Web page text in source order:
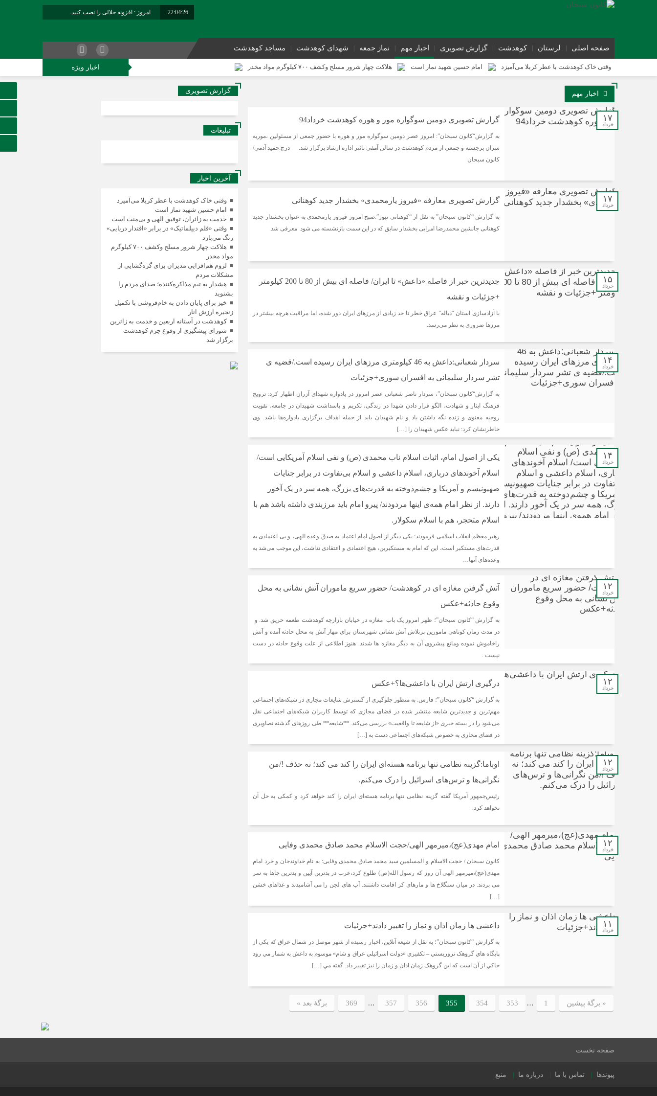
22:04:27 امروز : افزونه جلالی را نصب کنید.
صفحه اصلی لرستان کوهدشت گزارش تصویری اخبار مهم نماز جمعه شهدای کوهدشت مساجد کوهدشت
اخبار ویژه وقتی خاک کوهدشت با عطر کربلا می‌آمیزد امام حسین شهید نماز است هلاکت چهار شرور مسلح وکشف ۷۰۰ کیلوگرم مواد مخدر
سوداگران مرگ در تور اطلاعاتی عملیاتی تکاوران فراجا
کوهدشت در آستانه اربعین؛ از آمادگی زیرساختی تا آمادگی مردمی
اخبار مهم
۱۷
خرداد
گزارش تصویری دومین سوگواره مور و هوره کوهدشت خرداد94
به گزارش“کانون سبحان”: امروز عصر دومین سوگواره مور و هوره با حضور جمعی از مسئولین ،موریه
سران برجسته و جمعی از مردم کوهدشت در سالن آمفی تائتر اداره ارشاد برگزار شد. درج:حمید آدمی/
کانون سبحان
۱۷
خرداد
گزارش تصویری معارفه «فیروز یارمحمدی» بخشدار جدید کوهنانی
به گزارش “کانون سبحان” به نقل از “کوهنانی نیوز”:صبح امروز فیروز یارمحمدی به عنوان بخشدار جدید
کوهنانی جانشین محمدرضا امرایی بخشدار سابق که در این سمت بازنشسته می شود معرفی شد.
۱۵
خرداد
جدیدترین خبر از فاصله «داعش» تا ایران/ فاصله ای بیش از 80 تا 200 کیلومتر
+جزئیات و نقشه
با آزادسازی استان “دیاله” عراق خطر تا حد زیادی از مرزهای ایران دور شده، اما مراقبت هرچه بیشتر در
مرزها ضروری به نظر می‌رسد.
۱۴
خرداد
سردار شعبانی:داعش به 46 کیلومتری مرزهای ایران رسیده است./قضیه ی
تشر سردار سلیمانی به افسران سوری+جزئیات
به گزارش“کانون سبحان”، سردار ناصر شعبانی عصر امروز در یادواره شهدای آزران اظهار کرد: ترویج
فرهنگ ایثار و شهادت، الگو قرار دادن شهدا در زندگی، تکریم و پاسداشت شهیدان در جامعه، تقویت
روحیه معنوی و زنده نگه داشتن یاد و نام شهیدان باید از جمله اهداف برگزاری یادواره‌ها باشد. وی
خاطرنشان کرد: نباید عکس شهیدان را […]
۱۴
خرداد
یکی از اصول امام، اثبات اسلام ناب محمدی (ص) و نفی اسلام آمریکایی است/
اسلام آخوندهای درباری، اسلام داعشی و اسلام بی‌تفاوت در برابر جنایات
صهیونیسم و آمریکا و چشم‌دوخته به قدرت‌های بزرگ، همه سر در یک آخور
دارند. از نظر امام همه‌ی اینها مردودند/ پیرو امام باید مرزبندی داشته باشد هم با
اسلام متحجر، هم با اسلام سکولار.
رهبر معظم انقلاب اسلامی فرمودند: یکی دیگر از اصول امام اعتماد به صدق وعده الهی، و بی اعتمادی به
قدرت‌های مستکبر است، این که امام به مستکبرین، هیچ اعتمادی و اعتقادی نداشت، این موجب می‌شد به
وعده‌های آنها…
۱۲
خرداد
آتش گرفتن مغازه ای در کوهدشت/ حضور سریع ماموران آتش نشانی به محل
وقوع حادثه+عکس
به گزارش “کانون سبحان”؛ ظهر امروز یک باب مغازه در خیابان بازارچه کوهدشت طعمه حریق شد. و
در مدت زمان کوتاهی مامورین پرتلاش آتش نشانی شهرستان برای مهار آتش به محل حادثه آمده و آتش
راخاموش نموده ومانع پیشروی آن به دیگر مغازه ها شدند. هنوز اطلاعی از علت وقوع حادثه در دست
نیست .
۱۲
خرداد
درگیری ارتش ایران با داعشی‌ها؟+عکس
به گزارش “کانون سبحان”؛ فارس: به منظور جلوگیری از گسترش شایعات مجازی در شبکه‌های اجتماعی
مهم‌ترین و جدیدترین شایعه منتشر شده در فضای مجازی که توسط کاربران شبکه‌های اجتماعی نقل
می‌شود را در بسته خبری «از شایعه تا واقعیت» بررسی می‌کند. **شایعه** طی روزهای گذشته تصاویری
در فضای مجازی به خصوص شبکه‌های اجتماعی دست به […]
۱۲
خرداد
اوباما:گزینه نظامی تنها برنامه هسته‌ای ایران را کند می کند؛ نه حذف !/من
نگرانی‌ها و ترس‌های اسرائیل را درک می‌کنم.
رئیس‌جمهور آمریکا گفته گزینه نظامی تنها برنامه هسته‌ای ایران را کند خواهد کرد و کمکی به حل آن
نخواهد کرد.
۱۲
خرداد
امام مهدی(عج)،میرمهر الهی/حجت الاسلام محمد صادق محمدی وفایی
کانون سبحان / حجت الاسلام و المسلمین سید محمد صادق محمدی وفایی: به نام خداوندجان و خرد امام
مهدی(عج)،میرمهر الهی آن روز که رسول الله(ص) طلوع کرد،عرب در بدترین آیین و بدترین جاها به سر
مى بردند. در میان سنگلاخ ها و مارهاى كر اقامت داشتند. آب هاى لجن را مى آشامیدند و غذاهاى خشن
[…]
۱۱
خرداد
داعشی ها زمان اذان و نماز را تغییر دادند+جزئیات
به گزارش “کانون سبحان”؛ به نقل از شیعه آنلاین، ‌اخبار رسيده از شهر موصل در شمال عراق که يکي از
پايگاه هاي گروهک تروريستي – تکفيري «دولت اسرائيلي عراق و شام» موسوم به داعش به شمار مي رود
حاکي از آن است که اين گروهک زمان اذان و زمان را نيز تغيير داد. گفته مي […]
« برگه‌ٔ پیشین 1
…
353
354
355
356
357
…
369 برگهٔ بعد »
گزارش تصویری
تبلیغات
آخرین اخبار
وقتی خاک کوهدشت با عطر کربلا می‌آمیزد
امام حسین شهید نماز است
خدمت به زائران، توفیق الهی و بی‌منت است
وقتی «قلم دیپلماتیک» در برابر «اقتدار دریایی»
رنگ می‌بازد
هلاکت چهار شرور مسلح وکشف ۷۰۰ کیلوگرم
مواد مخدر
لزوم هم‌افزایی مدیران برای گره‌گشایی از
مشکلات مردم
هشدار به تیم مذاکره‌کننده؛ صدای مردم را
بشنوید
خیز برای پایان دادن به خام‌فروشی با تکمیل
زنجیره ارزش انار
کوهدشت در آستانه اربعین و خدمت‌ به زائرین
شورای پیشگیری از وقوع جرم کوهدشت
برگزار شد
صفحه نخست
پیوندها تماس با ما درباره ما منبع